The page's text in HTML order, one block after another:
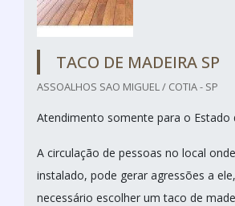
TACO DE MADEIRA SP
ASSOALHOS SAO MIGUEL / COTIA - SP
Atendimento somente para o Estado
A circulação de pessoas no local
instalado, pode gerar agressões a
necessário escolher um taco de